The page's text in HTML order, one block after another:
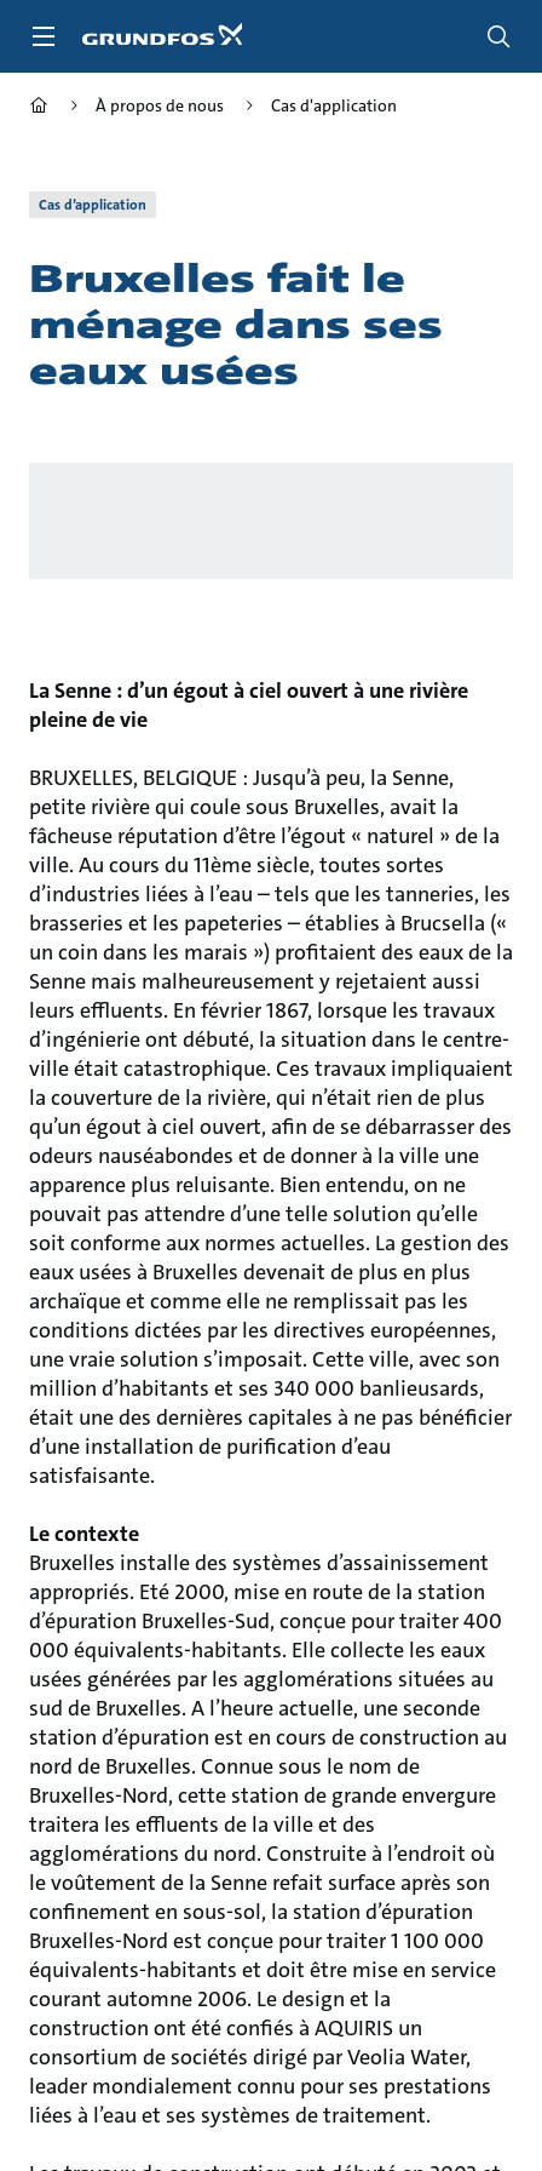
À propos de nous Cas d'application
Cas d’application
Bruxelles fait le
ménage dans ses
eaux usées
La Senne : d’un égout à ciel ouvert à une rivière
pleine de vie
BRUXELLES, BELGIQUE : Jusqu’à peu, la Senne,
petite rivière qui coule sous Bruxelles, avait la
fâcheuse réputation d’être l’égout « naturel » de la
ville. Au cours du 11ème siècle, toutes sortes
d’industries liées à l’eau – tels que les tanneries, les
brasseries et les papeteries – établies à Brucsella («
un coin dans les marais ») profitaient des eaux de la
Senne mais malheureusement y rejetaient aussi
leurs effluents. En février 1867, lorsque les travaux
d’ingénierie ont débuté, la situation dans le centre-
ville était catastrophique. Ces travaux impliquaient
la couverture de la rivière, qui n’était rien de plus
qu’un égout à ciel ouvert, afin de se débarrasser des
odeurs nauséabondes et de donner à la ville une
apparence plus reluisante. Bien entendu, on ne
pouvait pas attendre d’une telle solution qu’elle
soit conforme aux normes actuelles. La gestion des
eaux usées à Bruxelles devenait de plus en plus
archaïque et comme elle ne remplissait pas les
conditions dictées par les directives européennes,
une vraie solution s’imposait. Cette ville, avec son
million d’habitants et ses 340 000 banlieusards,
était une des dernières capitales à ne pas bénéficier
d’une installation de purification d’eau
satisfaisante.
Le contexte
Bruxelles installe des systèmes d’assainissement
appropriés. Eté 2000, mise en route de la station
d’épuration Bruxelles-Sud, conçue pour traiter 400
000 équivalents-habitants. Elle collecte les eaux
usées générées par les agglomérations situées au
sud de Bruxelles. A l’heure actuelle, une seconde
station d’épuration est en cours de construction au
nord de Bruxelles. Connue sous le nom de
Bruxelles-Nord, cette station de grande envergure
traitera les effluents de la ville et des
agglomérations du nord. Construite à l’endroit où
le voûtement de la Senne refait surface après son
confinement en sous-sol, la station d’épuration
Bruxelles-Nord est conçue pour traiter 1 100 000
équivalents-habitants et doit être mise en service
courant automne 2006. Le design et la
construction ont été confiés à AQUIRIS un
consortium de sociétés dirigé par Veolia Water,
leader mondialement connu pour ses prestations
liées à l’eau et ses systèmes de traitement.